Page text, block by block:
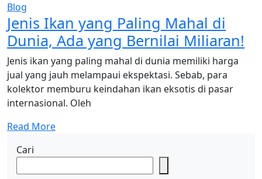
Blog
Jenis Ikan yang Paling Mahal di
Dunia, Ada yang Bernilai Miliaran!
Jenis ikan yang paling mahal di dunia memiliki harga
jual yang jauh melampaui ekspektasi. Sebab, para
kolektor memburu keindahan ikan eksotis di pasar
internasional. Oleh
Read More
Cari